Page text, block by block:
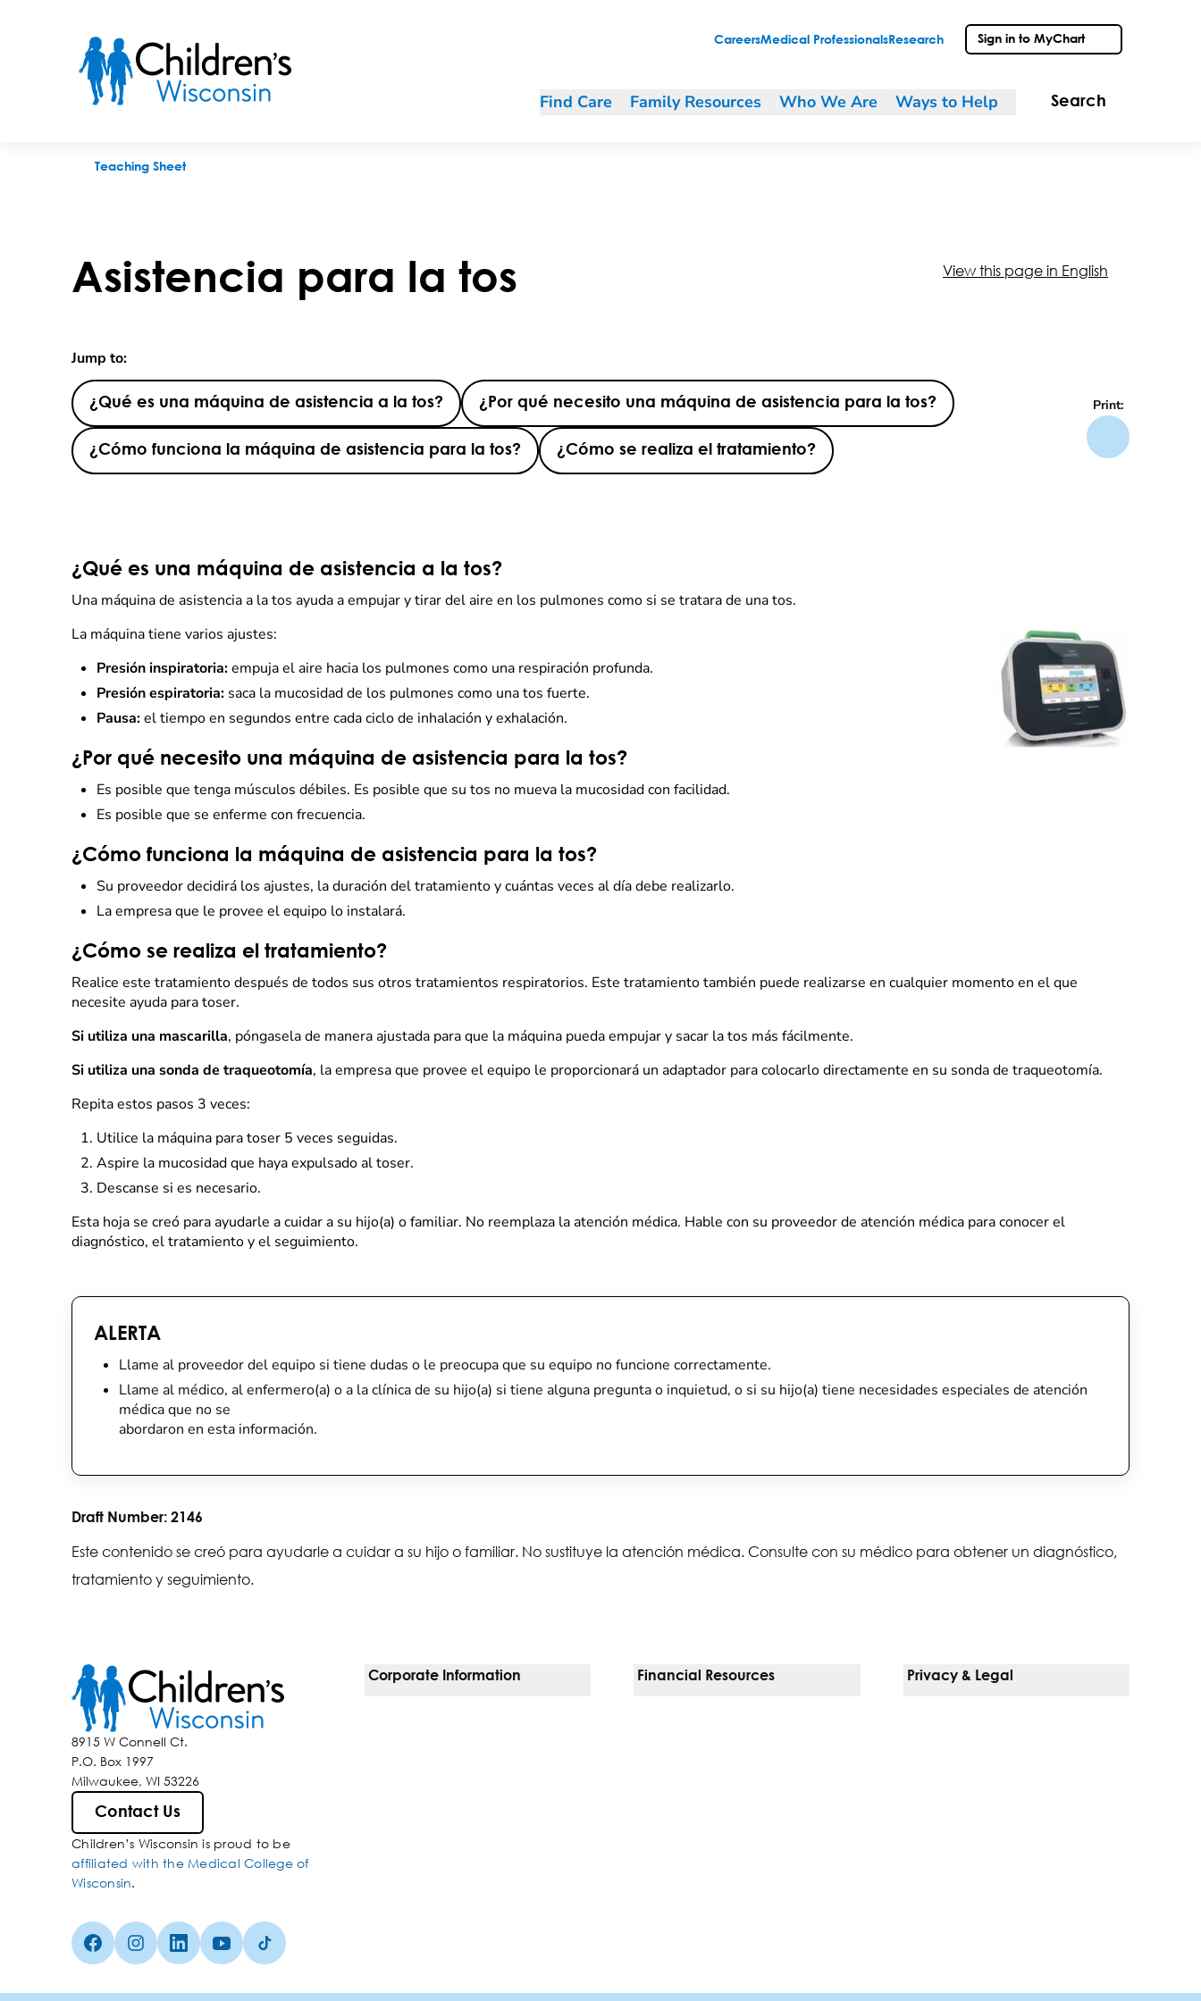
CareersMedical Professionals Research Sign in to MyChart
Find Care Family Resources Who We Are Ways to Help Search
Teaching Sheet
Asistencia para la tos View this page in English
Jump to:
¿Qué es una máquina de asistencia a la tos? ¿Por qué necesito una máquina de asistencia para la tos?
¿Cómo funciona la máquina de asistencia para la tos? ¿Cómo se realiza el tratamiento?
Print:
¿Qué es una máquina de asistencia a la tos?
Una máquina de asistencia a la tos ayuda a empujar y tirar del aire en los pulmones como si se tratara de una tos.
La máquina tiene varios ajustes:
Presión inspiratoria:empuja el aire hacia los pulmones como una respiración profunda.
Presión espiratoria: saca la mucosidad de los pulmones como una tos fuerte.
Pausa:el tiempo en segundos entre cada ciclo de inhalación y exhalación.
¿Por qué necesito una máquina de asistencia para la tos?
Es posible que tenga músculos débiles. Es posible que su tos no mueva la mucosidad con facilidad.
Es posible que se enferme con frecuencia.
¿Cómo funciona la máquina de asistencia para la tos?
Su proveedor decidirá los ajustes, la duración del tratamiento y cuántas veces al día debe realizarlo.
La empresa que le provee el equipo lo instalará.
¿Cómo se realiza el tratamiento?
Realice este tratamiento después de todos sus otros tratamientos respiratorios. Este tratamiento también puede realizarse en cualquier momento en el que
necesite ayuda para toser.
Si utiliza una mascarilla, póngasela de manera ajustada para que la máquina pueda empujar y sacar la tos más fácilmente.
Si utiliza una sonda de traqueotomía, la empresa que provee el equipo le proporcionará un adaptador para colocarlo directamente en su sonda de traqueotomía.
Repita estos pasos 3 veces:
Utilice la máquina para toser 5 veces seguidas.
Aspire la mucosidad que haya expulsado al toser.
Descanse si es necesario.
Esta hoja se creó para ayudarle a cuidar a su hijo(a) o familiar. No reemplaza la atención médica. Hable con su proveedor de atención médica para conocer el
diagnóstico, el tratamiento y el seguimiento.
ALERTA
Llame al proveedor del equipo si tiene dudas o le preocupa que su equipo no funcione correctamente.
Llame al médico, al enfermero(a) o a la clínica de su hijo(a) si tiene alguna pregunta o inquietud, o si su hijo(a) tiene necesidades especiales de atención
médica que no se
abordaron en esta información.
Draft Number: 2146
Este contenido se creó para ayudarle a cuidar a su hijo o familiar. No sustituye la atención médica. Consulte con su médico para obtener un diagnóstico,
tratamiento y seguimiento.
8915 W Connell Ct.
P.O. Box 1997
Milwaukee, WI 53226
Contact Us
Children’s Wisconsin is proud to be
affiliated with the Medical College of
Wisconsin.
Corporate Information Financial Resources Privacy & Legal
Facebook (Opens in a new tab)
Instagram (Opens in a new tab)
linkedin (Opens in a new tab)
Youtube (Opens in a new tab)
Tiktok (Opens in a new tab)